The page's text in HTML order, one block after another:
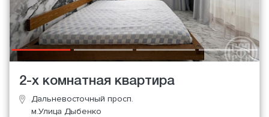
2-х комнатная квартира
Дальневосточный просп.
м.Улица Дыбенко